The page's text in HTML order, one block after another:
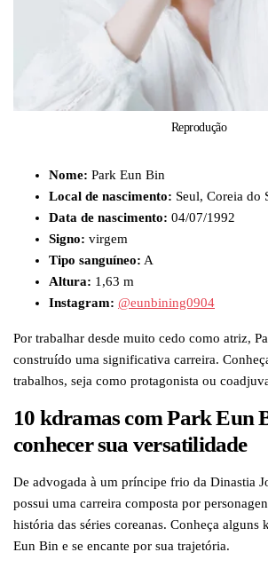
Reprodução
Nome: Park Eun Bin
Local de nascimento: Seul, Coreia do
Data de nascimento: 04/07/1992
Signo: virgem
Tipo sanguíneo: A
Altura: 1,63 m
Instagram: @eunbining0904
Por trabalhar desde muito cedo como atriz,
construído uma significativa carreira.
trabalhos, seja como protagonista ou
10 kdramas com Park Eun
conhecer sua versatilidade
De advogada à um príncipe frio da Dinastia
possui uma carreira composta por
história das séries coreanas. Conheça alguns
Eun Bin e se encante por sua trajetória.